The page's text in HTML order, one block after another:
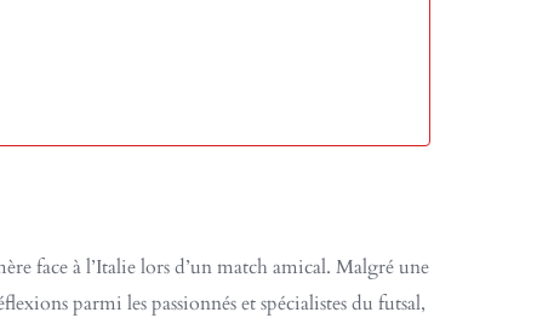
face à l’Italie lors d’un match amical. Malgré une
parmi les passionnés et spécialistes du futsal,